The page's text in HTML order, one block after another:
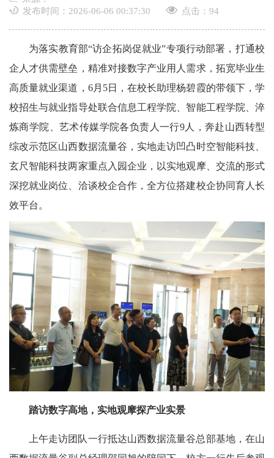
发布时间：2026-06-06 00:37:30
点击： 94
为落实教育部“访企拓岗促就业”专项行动部署，打通校
企人才供需壁垒，精准对接数字产业用人需求，拓宽毕业生
高质量就业渠道，6月5日，在校长助理杨碧霞的带领下，学
校招生与就业指导处联合信息工程学院、智能工程学院、淬
炼商学院、艺术传媒学院各负责人一行9人，奔赴山西转型
综改示范区山西数据流量谷，实地走访凹凸时空智能科技、
玄尺智能科技两家重点入园企业，以实地观摩、交流的形式
深挖就业岗位、洽谈校企合作，全方位搭建校企协同育人长
效平台。
踏访数字高地，实地观摩探产业实景
上午走访团队一行抵达山西数据流量谷总部基地，在山